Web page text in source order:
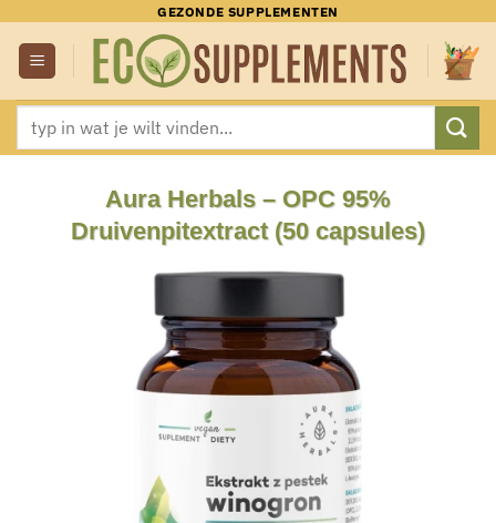
naar
inhoud
GEZONDE SUPPLEMENTEN
Zoeken
naar:
Aura Herbals – OPC 95%
Druivenpitextract (50 capsules)